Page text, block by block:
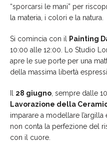
“sporcarsi le mani” per
la materia, i colori e la natura.
Si comincia con il Painting
10:00 alle 12:00. Lo Studio
apre le sue porte per una
della massima libertà
28 giugno , sempre dalle
Lavorazione della
imparare a modellare l’argilla
non conta la perfezione del
con il cuore.